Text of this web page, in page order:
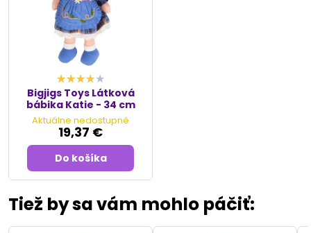
Bigjigs Toys Látková
bábika Katie - 34 cm
Aktuálne nedostupné
19,37 €
Do košíka
Tiež by sa vám mohlo páčiť: